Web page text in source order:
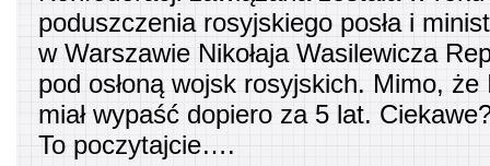
poduszczenia rosyjskiego posła i
w Warszawie Nikołaja Wasilewicza
pod osłoną wojsk rosyjskich. Mimo,
miał wypaść dopiero za 5 lat.
To poczytajcie….